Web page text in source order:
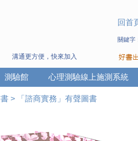
溝通更方便，快來加入Line 與 Wechat ~
回首
關鍵字
心理測驗線上施測系統
測驗館
> 「諮商實務」有聲圖書